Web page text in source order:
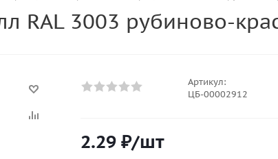
RAL 3003 рубиново-
Артикул:
ЦБ-00002912
2.29 ₽/шт